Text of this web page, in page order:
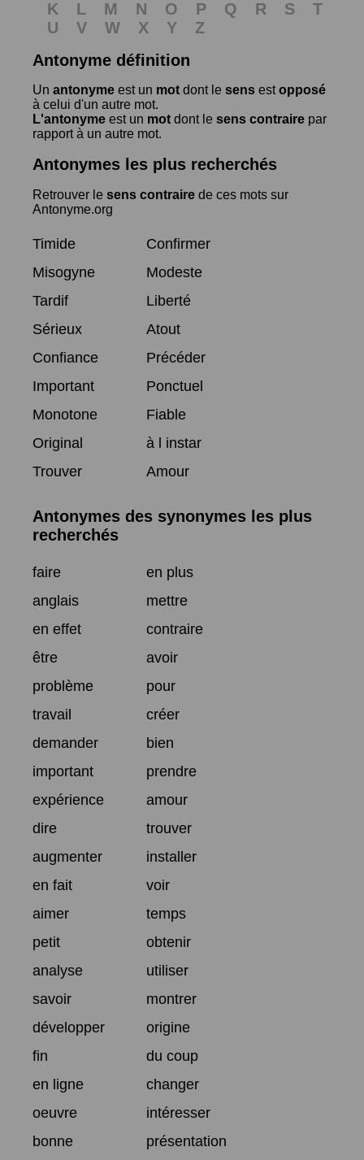
K L M N O P Q R S
T
U
V W X Y
Z
Antonyme définition
Un antonyme est un mot dont le sens estopposé
à celui d'un autre mot.
L'antonyme est un mot dont le sens contraire par
rapport à un autre mot.
Antonymes les plus recherchés
Retrouver le sens contraire de ces mots sur
Antonyme.org
Timide
Confirmer
Misogyne
Modeste
Tardif
Liberté
Sérieux
Atout
Confiance
Précéder
Important
Ponctuel
Monotone
Fiable
Original
à l instar
Trouver
Amour
Antonymes des synonymes les plus
recherchés
faire
en plus
anglais
mettre
en effet
contraire
être
avoir
problème
pour
travail
créer
demander
bien
important
prendre
expérience
amour
dire
trouver
augmenter
installer
en fait
voir
aimer
temps
petit
obtenir
analyse
utiliser
savoir
montrer
développer
origine
fin
du coup
en ligne
changer
oeuvre
intéresser
bonne
présentation